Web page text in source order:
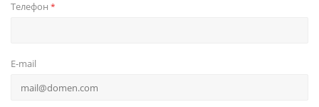
Телефон *
E-mail